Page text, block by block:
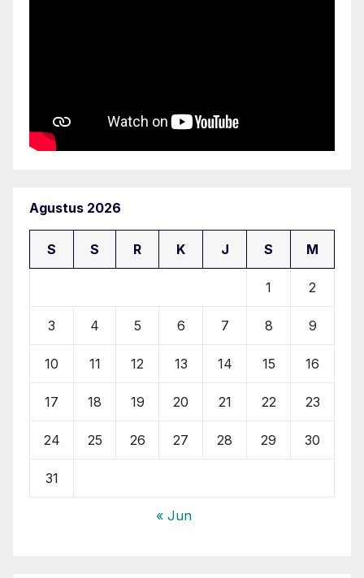
Agustus 2026
S S R K J S M
1 2
3 4 5 6 7 8 9
10 11 12 13 14 15 16
17 18 19 20 21 22 23
24 25 26 27 28 29 30
31
« Jun